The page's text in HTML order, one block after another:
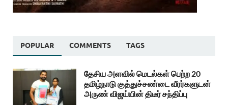
POPULAR COMMENTS TAGS
தேசிய அளவில் மெடல்கள் பெற்ற 20
தமிழ்நாடு குத்துச்சண்டை வீரர்களுடன்
அருண் விஜய்யின் திடீர் சந்திப்பு